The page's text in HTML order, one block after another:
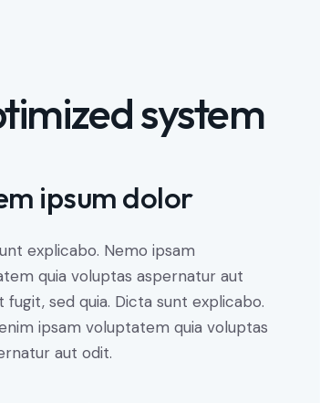
system
ipsum dolor
explicabo. Nemo ipsam
quia voluptas aspernatur aut
fugit, sed quia. Dicta sunt explicabo.
ipsam voluptatem quia voluptas
aut odit.